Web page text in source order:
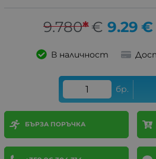
9.780*€ 9.29 €
В наличност
бр.
БЪРЗА ПОРЪЧКА